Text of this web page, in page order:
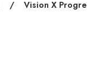
Vision X